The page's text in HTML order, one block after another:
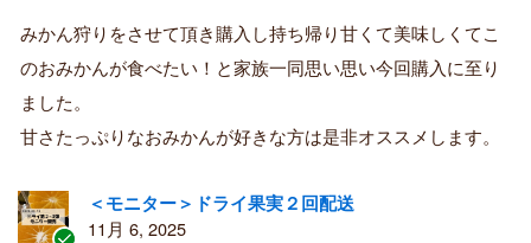
証
済
み
購
者
みかん狩りをさせて頂き購入し持ち帰り甘くて美味しくてこ
のおみかんが食べたい！と家族一同思い思い今回購入に至り
ました。
甘さたっぷりなおみかんが好きな方は是非オススメします。
＜モニター＞ドライ果実２回配送
11月 6, 2025